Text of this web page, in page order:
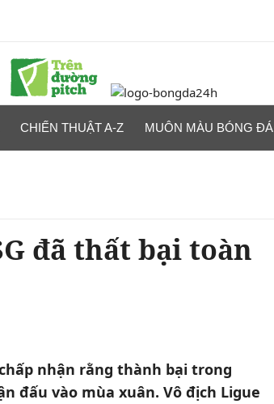
CHIẾN THUẬT A-Z MUÔN MÀU BÓNG ĐÁ
đã thất bại toàn
nhận rằng thành bại trong
đấu vào mùa xuân. Vô địch Ligue